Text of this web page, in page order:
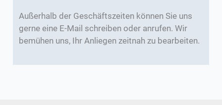
Außerhalb der Geschäftszeiten können Sie uns
gerne eine E-Mail schreiben oder anrufen. Wir
bemühen uns, Ihr Anliegen zeitnah zu bearbeiten.